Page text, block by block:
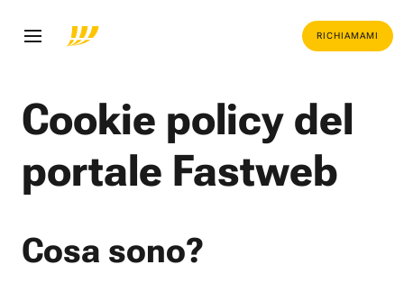
RICHIAMAMI
Cookie policy del
portale Fastweb
Cosa sono?